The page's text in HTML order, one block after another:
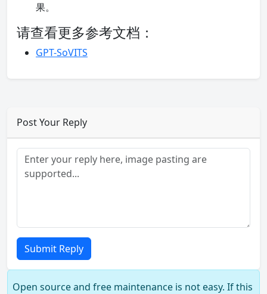
果。
请查看更多参考文档：
GPT-SoVITS
Post Your Reply
Submit Reply
Open source and free maintenance is not easy. If this